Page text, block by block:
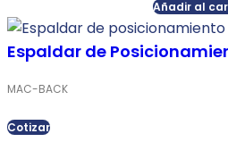
Añadir al
Espaldar de
MAC-BACK
Cotizar